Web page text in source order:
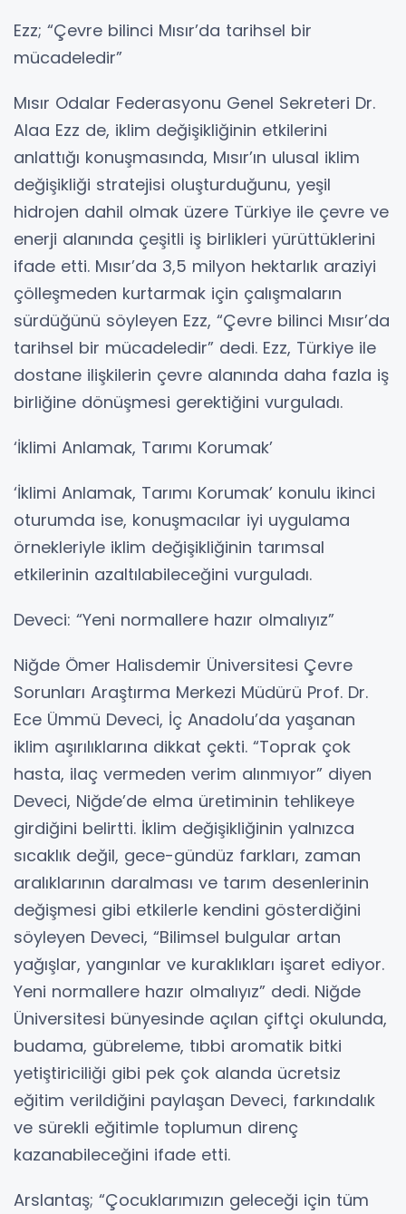
Ezz; “Çevre bilinci Mısır’da tarihsel bir
mücadeledir”
Mısır Odalar Federasyonu Genel Sekreteri Dr.
Alaa Ezz de, iklim değişikliğinin etkilerini
anlattığı konuşmasında, Mısır’ın ulusal iklim
değişikliği stratejisi oluşturduğunu, yeşil
hidrojen dahil olmak üzere Türkiye ile çevre ve
enerji alanında çeşitli iş birlikleri yürüttüklerini
ifade etti. Mısır’da 3,5 milyon hektarlık araziyi
çölleşmeden kurtarmak için çalışmaların
sürdüğünü söyleyen Ezz, “Çevre bilinci Mısır’da
tarihsel bir mücadeledir” dedi. Ezz, Türkiye ile
dostane ilişkilerin çevre alanında daha fazla iş
birliğine dönüşmesi gerektiğini vurguladı.
‘İklimi Anlamak, Tarımı Korumak’
‘İklimi Anlamak, Tarımı Korumak’ konulu ikinci
oturumda ise, konuşmacılar iyi uygulama
örnekleriyle iklim değişikliğinin tarımsal
etkilerinin azaltılabileceğini vurguladı.
Deveci: “Yeni normallere hazır olmalıyız”
Niğde Ömer Halisdemir Üniversitesi Çevre
Sorunları Araştırma Merkezi Müdürü Prof. Dr.
Ece Ümmü Deveci, İç Anadolu’da yaşanan
iklim aşırılıklarına dikkat çekti. “Toprak çok
hasta, ilaç vermeden verim alınmıyor” diyen
Deveci, Niğde’de elma üretiminin tehlikeye
girdiğini belirtti. İklim değişikliğinin yalnızca
sıcaklık değil, gece-gündüz farkları, zaman
aralıklarının daralması ve tarım desenlerinin
değişmesi gibi etkilerle kendini gösterdiğini
söyleyen Deveci, “Bilimsel bulgular artan
yağışlar, yangınlar ve kuraklıkları işaret ediyor.
Yeni normallere hazır olmalıyız” dedi. Niğde
Üniversitesi bünyesinde açılan çiftçi okulunda,
budama, gübreleme, tıbbi aromatik bitki
yetiştiriciliği gibi pek çok alanda ücretsiz
eğitim verildiğini paylaşan Deveci, farkındalık
ve sürekli eğitimle toplumun direnç
kazanabileceğini ifade etti.
Arslantaş; “Çocuklarımızın geleceği için tüm